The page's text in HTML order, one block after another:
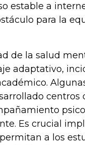
estable a
para la
de la salud
adaptativo,
centros
Es crucial
a los